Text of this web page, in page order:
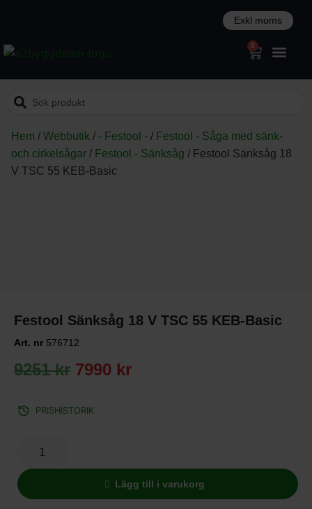
0
Hem / Webbutik / - Festool - / Festool - Såga med sänk-
och cirkelsågar / Festool - Sänksåg / Festool Sänksåg 18
V TSC 55 KEB-Basic
Festool Sänksåg 18 V TSC 55 KEB-Basic
Art. nr 576712
9251kr 7990 kr
PRISHISTORIK
Lägg till i varukorg